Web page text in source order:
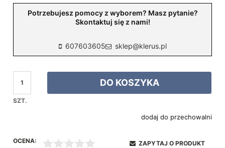
Potrzebujesz pomocy z wyborem? Masz pytanie?
Skontaktuj się z nami!
607603605 sklep@klerus.pl
SZT.
DO KOSZYKA
dodaj do przechowalni
OCENA: ZAPYTAJ O PRODUKT